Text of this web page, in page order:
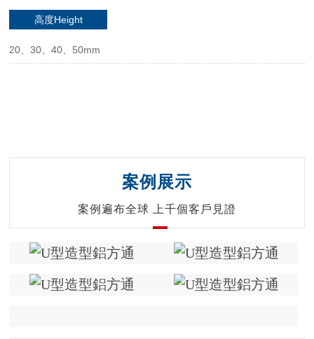
高度Height
20、30、40、50mm
案例展示
案例遍布全球 上千個客戶見證